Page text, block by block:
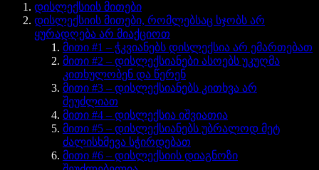
დისლექსიის მითები
დისლექსიის მითები, რომლებსაც სჯობს არ
ყურადღება არ მიაქციოთ
მითი #1 – ჭკვიანებს დისლექსია არ ემართებათ
მითი #2 – დისლექსიანები ასოებს უკუღმა
კითხულობენ და წერენ
მითი #3 – დისლექსიანებს კითხვა არ
შეუძლიათ
მითი #4 – დისლექსია იშვიათია
მითი #5 – დისლექსიანებს უბრალოდ მეტ
ძალისხმევა სჭირდებათ
მითი #6 – დისლექსიის დიაგნოზი